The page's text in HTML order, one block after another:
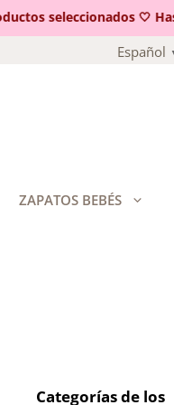
seleccionados 🤍
Español
ZAPATOS BEBÉS
Categorías de los